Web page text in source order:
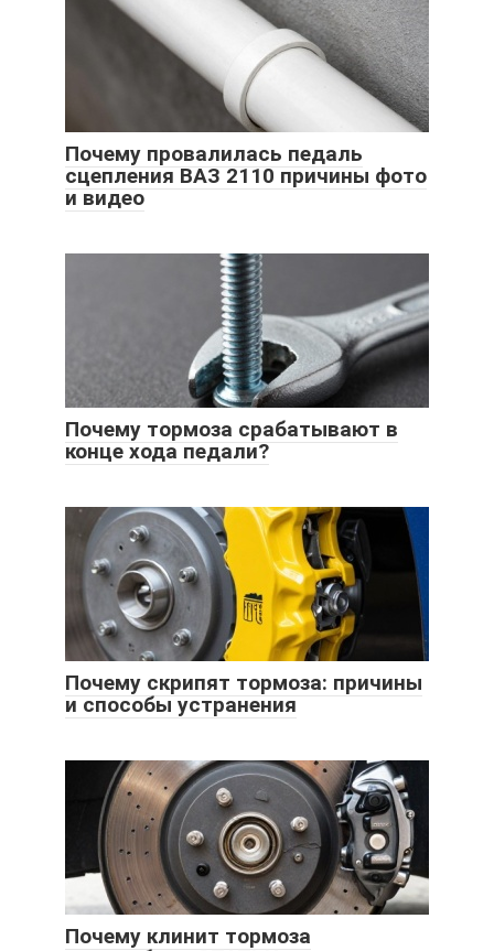
Почему провалилась педаль
сцепления ВАЗ 2110 причины фото
и видео
Почему тормоза срабатывают в
конце хода педали?
Почему скрипят тормоза: причины
и способы устранения
Почему клинит тормоза